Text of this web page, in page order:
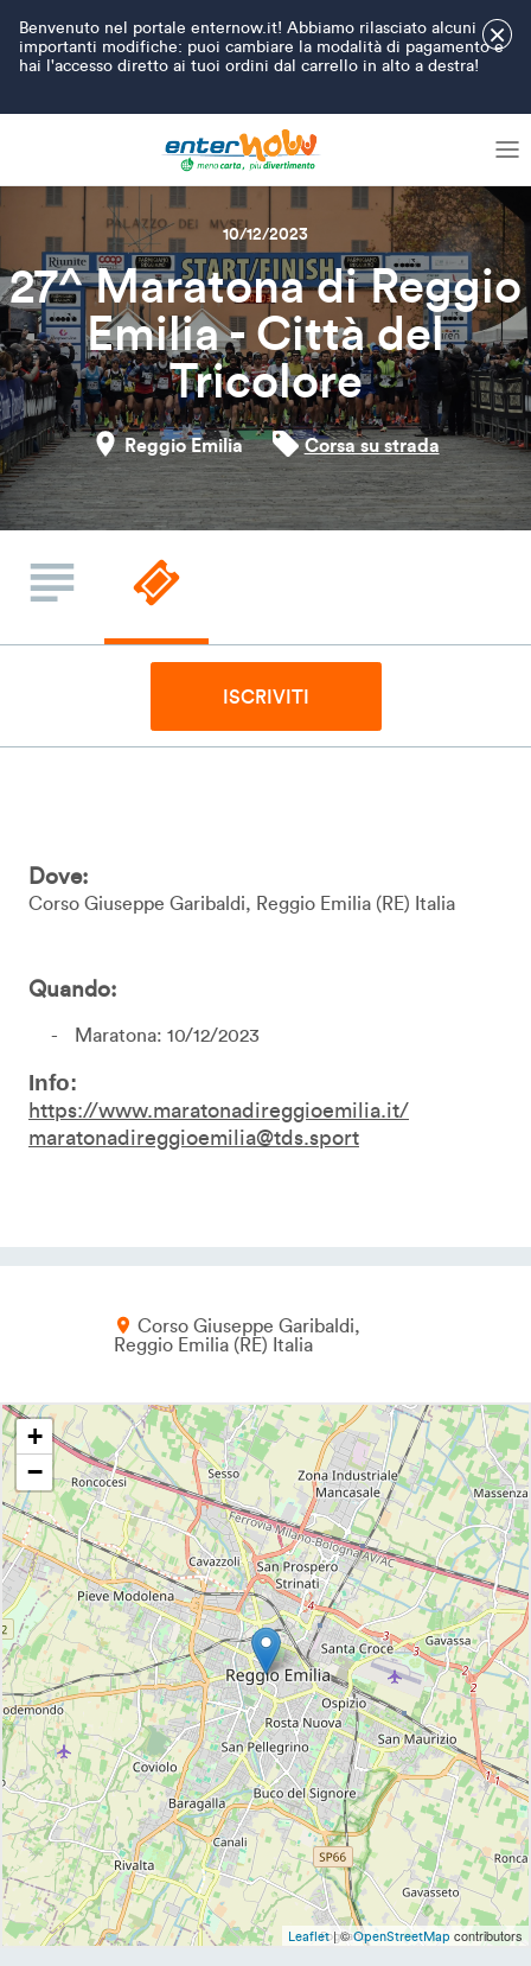
×
Benvenuto nel portale enternow.it! Abbiamo rilasciato alcuni
importanti modifiche: puoi cambiare la modalità di pagamento e
hai l'accesso diretto ai tuoi ordini dal carrello in alto a destra!
10/12/2023
27^ Maratona di Reggio
Emilia - Città del
Tricolore
Reggio Emilia Corsa su strada
ISCRIVITI
Dove:
Corso Giuseppe Garibaldi Reggio Emilia RE Italia
Quando:
Maratona: 10/12/2023
Info:
https://www.maratonadireggioemilia.it/
maratonadireggioemilia@tds.sport
Corso Giuseppe Garibaldi
Reggio Emilia
RE Italia
+
−
Leaflet| ©OpenStreetMap contributors